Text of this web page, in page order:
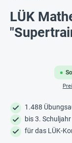
LÜK
1.488
bis 3. Schuljahr
für das LÜK-